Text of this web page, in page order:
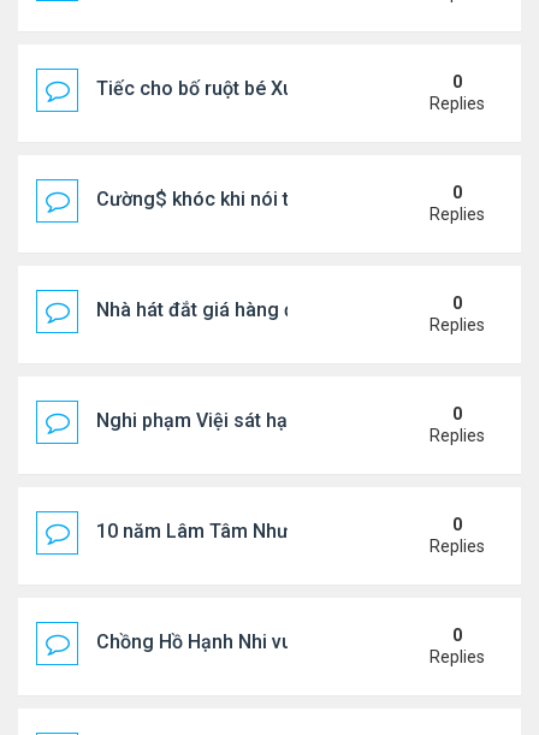
Tiếc cho bố ruột bé Xuân Mai ở Mỹ
0
Replies
Cường$ khóc khi nói thật về hôn nhân
0
Replies
Nhà hát đắt giá hàng đầu tg ở VN
0
Replies
Nghi phạm Việi sát hại cụ bà 91 tuổi, phi tang xác
0
Replies
10 năm Lâm Tâm Như - Hoắc Kiến Hoa
0
Replies
Chồng Hồ Hạnh Nhi vui vẻ ôm người cũ của vợ
0
Replies